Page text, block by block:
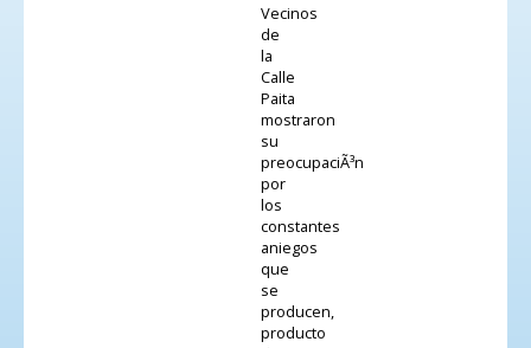
Vecinos
de
la
Calle
Paita
mostraron
su
preocupaciÃ³n
por
los
constantes
aniegos
que
se
producen,
producto